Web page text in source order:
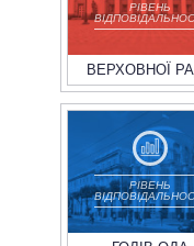
РІВЕНЬ
ВЕРХОВНОЇ
РІВЕНЬ